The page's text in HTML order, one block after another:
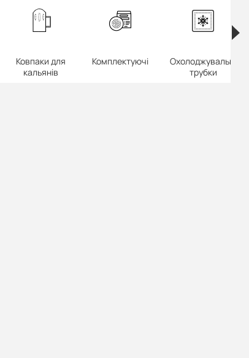
Ковпаки для
кальянів
Комплектуючі
Охолоджувальні
трубки